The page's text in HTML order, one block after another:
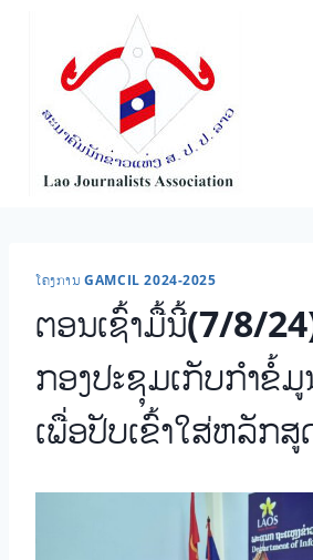
content
ໂຄງການ GAMCIL 2024-2025
ຕອນເຊົ້າມື້ນີ້(7/8/
ກອງປະຊຸມເກັບກໍາຂໍ້
ເພື່ອປັບເຂົ້າໃສ່ຫລັກສູ